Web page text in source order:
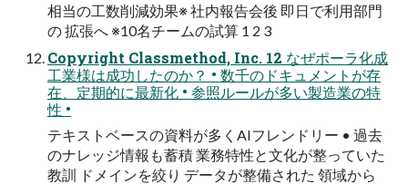
相当の⼯数削減効果※ 社内報告会後 即⽇で利⽤部⾨
の 拡張へ ※10名チームの試算 1 2 3
Copyright Classmethod, Inc. 12 なぜポーラ化成
⼯業様は成功したのか？ • 数千のドキュメントが存
在、定期的に最新化 • 参照ルールが多い製造業の特
性 •
テキストベースの資料が多くAIフレンドリー • 過去
のナレッジ情報も蓄積 業務特性と⽂化が整っていた
教訓 ドメインを絞り データが整備された 領域から